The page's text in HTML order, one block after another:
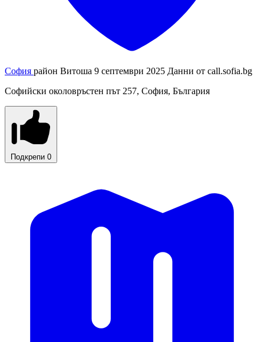
София район Витоша 9 септември 2025 Данни от call.sofia.bg
Софийски околовръстен път 257, София, България
Подкрепи 0